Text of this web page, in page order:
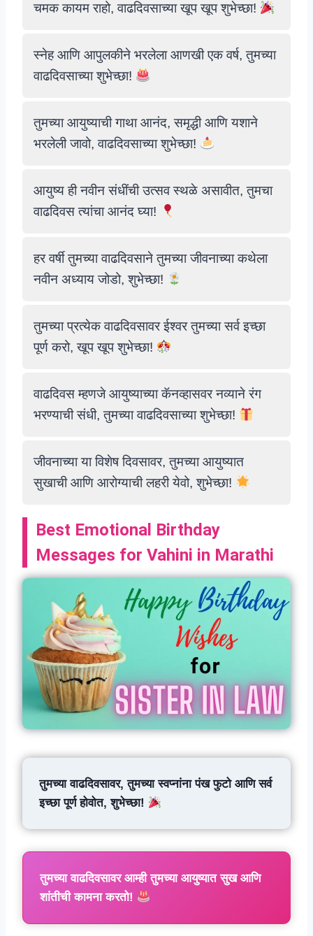
चमक कायम राहो, वाढदिवसाच्या खूप खूप शुभेच्छा!
स्नेह आणि आपुलकीने भरलेला आणखी एक वर्ष, तुमच्या
वाढदिवसाच्या शुभेच्छा!
तुमच्या आयुष्याची गाथा आनंद, समृद्धी आणि यशाने
भरलेली जावो, वाढदिवसाच्या शुभेच्छा!
आयुष्य ही नवीन संधींची उत्सव स्थळे असावीत, तुमचा
वाढदिवस त्यांचा आनंद घ्या!
हर वर्षी तुमच्या वाढदिवसाने तुमच्या जीवनाच्या कथेला
नवीन अध्याय जोडो, शुभेच्छा!
तुमच्या प्रत्येक वाढदिवसावर ईश्वर तुमच्या सर्व इच्छा
पूर्ण करो, खूप खूप शुभेच्छा!
वाढदिवस म्हणजे आयुष्याच्या कॅनव्हासवर नव्याने रंग
भरण्याची संधी, तुमच्या वाढदिवसाच्या शुभेच्छा!
जीवनाच्या या विशेष दिवसावर, तुमच्या आयुष्यात
सुखाची आणि आरोग्याची लहरी येवो, शुभेच्छा!
Best Emotional Birthday
Messages for Vahini in Marathi
तुमच्या वाढदिवसावर, तुमच्या स्वप्नांना पंख फुटो आणि सर्व
इच्छा पूर्ण होवोत, शुभेच्छा!
तुमच्या वाढदिवसावर आम्ही तुमच्या आयुष्यात सुख आणि
शांतीची कामना करतो!